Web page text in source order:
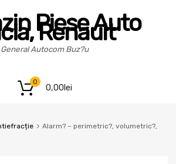
Piese Auto
Renault
General Autocom Buz?u
0,00lei
0
Alarm? – perimetric?, volumetric?,